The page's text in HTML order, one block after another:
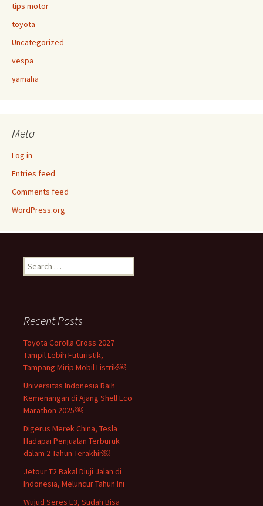
tips motor
toyota
Uncategorized
vespa
yamaha
Meta
Log in
Entries feed
Comments feed
WordPress.org
Search
for:
Recent Posts
Toyota Corolla Cross 2027
Tampil Lebih Futuristik,
Tampang Mirip Mobil Listrik￼
Universitas Indonesia Raih
Kemenangan di Ajang Shell Eco
Marathon 2025￼
Digerus Merek China, Tesla
Hadapai Penjualan Terburuk
dalam 2 Tahun Terakhir￼
Jetour T2 Bakal Diuji Jalan di
Indonesia, Meluncur Tahun Ini
Wujud Seres E3, Sudah Bisa